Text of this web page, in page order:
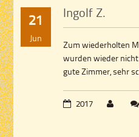
21
Jun
Ingolf Z.
Zum wiederholten
wurden wieder
gute Zimmer, sehr
2017